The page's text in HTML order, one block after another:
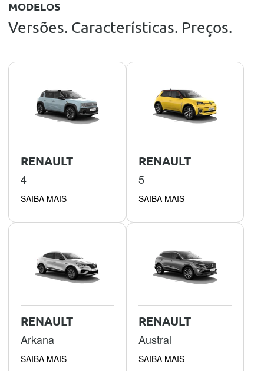
MODELOS
Versões. Características. Preços.
RENAULT
4
SAIBA MAIS
RENAULT
5
SAIBA MAIS
RENAULT
Arkana
SAIBA MAIS
RENAULT
Austral
SAIBA MAIS